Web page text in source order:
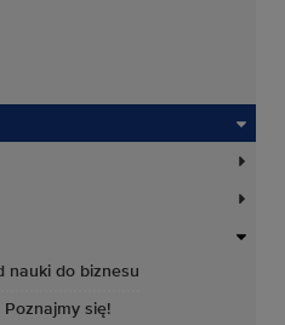
nauki do biznesu
się!